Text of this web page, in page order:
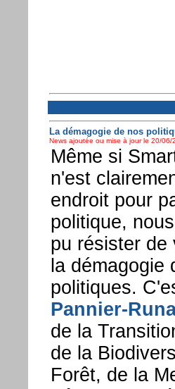
La démagogie de nos
News ajoutée ou mise à jour le 20/
Même si
n'est
endroit pour
politique,
pu résister de
la démagogie
politiques.
Pannier-
de la
de la
Forêt, de la